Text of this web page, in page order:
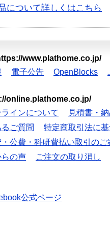
について詳しくはこちら
www.plathome.co.jp/
電子公告 OpenBlocks
online.plathome.co.jp/
インについて
見積書・
ご質問
特定商取引法に
公費・科研費払い取引のご
の声 ご注文の取り消し
公式ページ